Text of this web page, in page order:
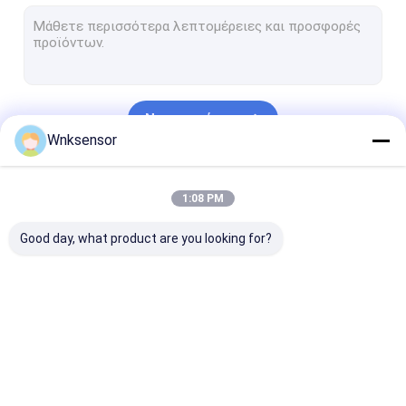
iot αισθητήρας πίεσης
Μικροσκοπικοί αισθητήρες πίεσης
Συσκευή αποστολής σημάτων σταθμών ύδατος
Υποβρύχιος αισθητήρας επιπέδων
Να συνεχίσει
Wnksensor
1:08 PM
Good day, what product are you looking for?